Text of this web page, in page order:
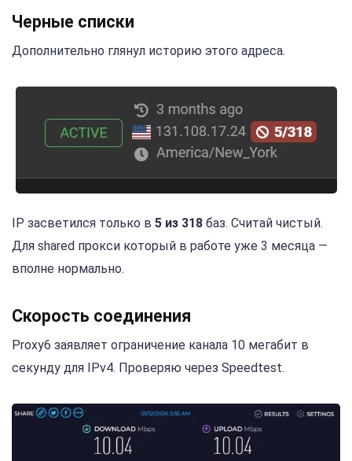
Черные списки
Дополнительно глянул историю этого адреса.
IP засветился только в 5 из 318 баз. Считай чистый.
Для shared прокси который в работе уже 3 месяца —
вполне нормально.
Скорость соединения
Proxy6 заявляет ограничение канала 10 мегабит в
секунду для IPv4. Проверяю через Speedtest.